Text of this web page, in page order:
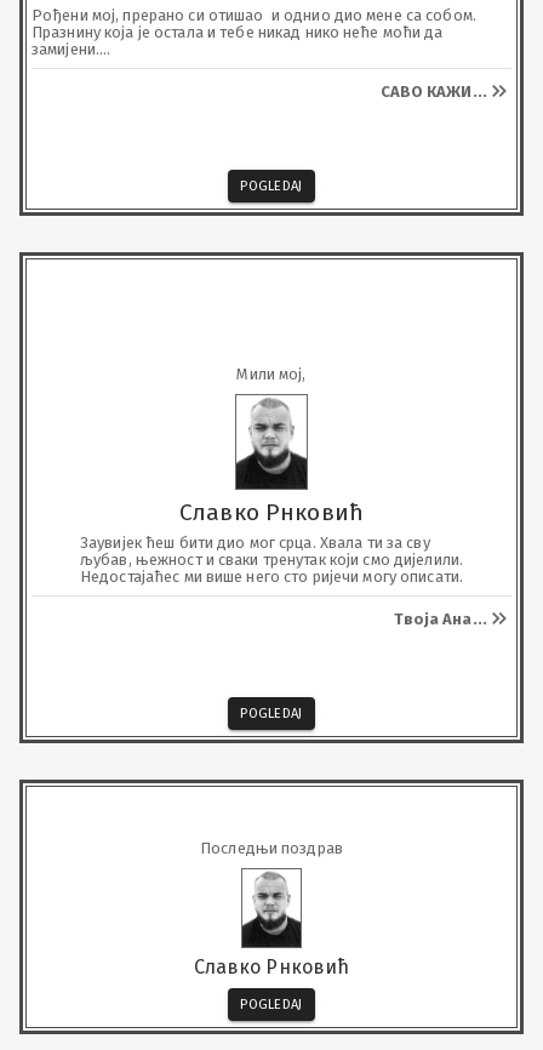
Рођени мој, прерано си отишао  и однио дио мене са собом.
Празнину која је остала и тебе никад нико неће моћи да
замијени.
Твоје велико срце, осмијех и доброту памтићу док сам жив...
САВО КАЖИ ...
POGLEDAJ
Мили мој,
Славко Рнковић
Заувијек ћеш бити дио мог срца. Хвала ти за сву
љубав, њежност и сваки тренутак који смо дијелили.
Недостајаћес ми више него сто ријечи могу описати.
Твоја Ана...
POGLEDAJ
Последњи поздрав
Славко Рнковић
POGLEDAJ